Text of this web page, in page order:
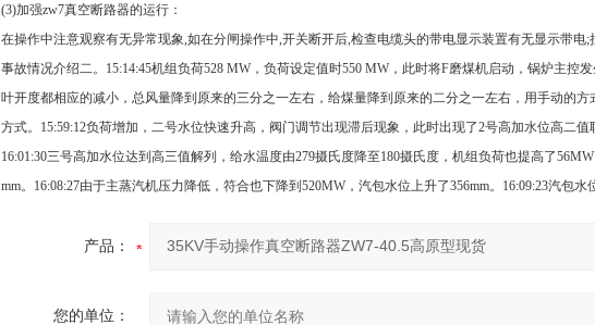
(3)加强zw7真空断路器的运行：
在操作中注意观察有无异常现象,如在分闸操作中,开关断开后,检查电缆头的带电显示装置有无显示带电
事故情况介绍二。15:14:45机组负荷528 MW，负荷设定值时550 MW，此时将F磨煤机启动，锅炉主控
叶开度都相应的减小，总风量降到原来的三分之一左右，给煤量降到原来的二分之一左右，用手动的
方式。15:59:12负荷增加，二号水位快速升高，阀门调节出现滞后现象，此时出现了2号高加水位高二
16:01:30三号高加水位达到高三值解列，给水温度由279摄氏度降至180摄氏度，机组负荷也提高了
mm。16:08:27由于主蒸汽机压力降低，符合也下降到520MW，汽包水位上升了356mm。16:09:23汽
产品：
您的单位：